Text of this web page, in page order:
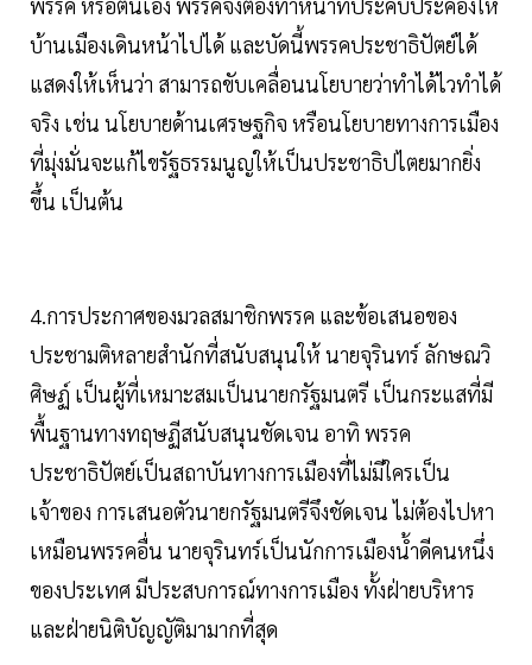
บ้านเมืองเดินหน้าไปได้ และบัดนี้พรรคประชาธิปัตย์ได้
แสดงให้เห็นว่า สามารถขับเคลื่อนนโยบายว่าทำได้ไวทำได้
จริง เช่น นโยบายด้านเศรษฐกิจ หรือนโยบายทางการเมือง
ที่มุ่งมั่นจะแก้ไขรัฐธรรมนูญให้เป็นประชาธิปไตยมากยิ่ง
ขึ้น เป็นต้น
4.การประกาศของมวลสมาชิกพรรค และข้อเสนอของ
ประชามติหลายสำนักที่สนับสนุนให้ นายจุรินทร์ ลักษณวิ
ศิษฏ์ เป็นผู้ที่เหมาะสมเป็นนายกรัฐมนตรี เป็นกระแสที่มี
พื้นฐานทางทฤษฏีสนับสนุนชัดเจน อาทิ พรรค
ประชาธิปัตย์เป็นสถาบันทางการเมืองที่ไม่มีใครเป็น
เจ้าของ การเสนอตัวนายกรัฐมนตรีจึงชัดเจน ไม่ต้องไปหา
เหมือนพรรคอื่น นายจุรินทร์เป็นนักการเมืองน้ำดีคนหนึ่ง
ของประเทศ มีประสบการณ์ทางการเมือง ทั้งฝ่ายบริหาร
และฝ่ายนิติบัญญัติมามากที่สุด